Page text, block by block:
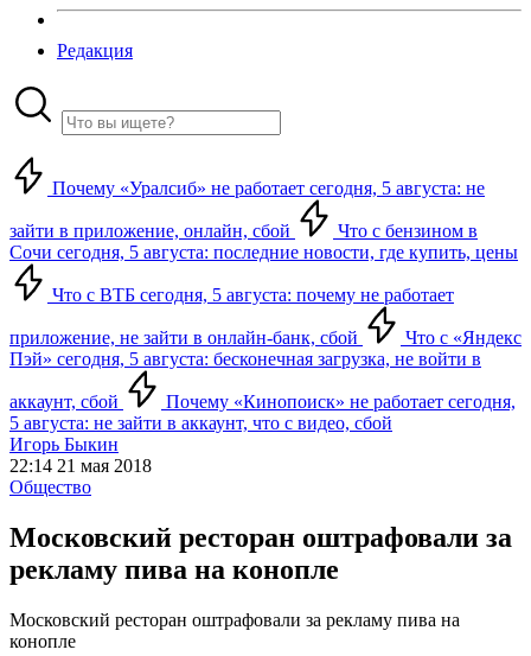
Редакция
Почему «Уралсиб» не работает сегодня, 5 августа: не
зайти в приложение, онлайн, сбой
Что с бензином в
Сочи сегодня, 5 августа: последние новости, где купить, цены
Что с ВТБ сегодня, 5 августа: почему не работает
приложение, не зайти в онлайн-банк, сбой
Что с «Яндекс
Пэй» сегодня, 5 августа: бесконечная загрузка, не войти в
аккаунт, сбой
Почему «Кинопоиск» не работает сегодня,
5 августа: не зайти в аккаунт, что с видео, сбой
Игорь Быкин
22:14 21 мая 2018
Общество
Московский ресторан оштрафовали за
рекламу пива на конопле
Московский ресторан оштрафовали за рекламу пива на
конопле